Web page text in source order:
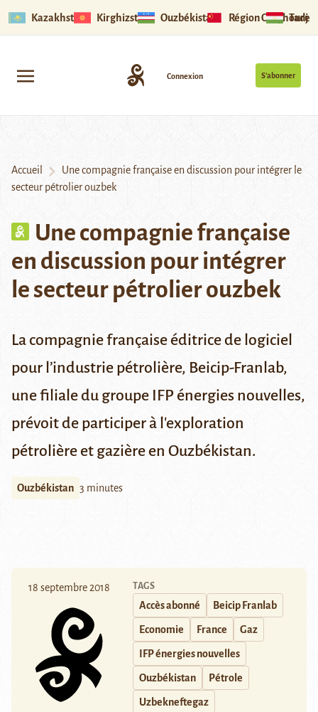
Kazakhstan Kirghizstan Ouzbékistan Région Ouïghoure
S’abonner
Connexion
Accueil
Une compagnie française en discussion pour intégrer le
secteur pétrolier ouzbek
Une compagnie française
en discussion pour intégrer
le secteur pétrolier ouzbek
La compagnie française éditrice de logiciel
pour l’industrie pétrolière, Beicip-Franlab,
une filiale du groupe IFP énergies nouvelles,
prévoit de participer à l'exploration
pétrolière et gazière en Ouzbékistan.
Ouzbékistan 3 minutes
18 septembre 2018 TAGS
Accès abonné Beicip Franlab
Economie France Gaz
IFP énergies nouvelles
Ouzbékistan Pétrole
Uzbekneftegaz